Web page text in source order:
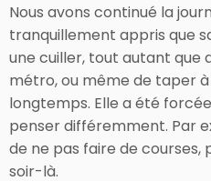
Nous avons continué la
tranquillement appris que
une cuiller, tout autant que
métro, ou même de taper
longtemps. Elle a été
penser différemment. Par
de ne pas faire de courses,
soir-là.